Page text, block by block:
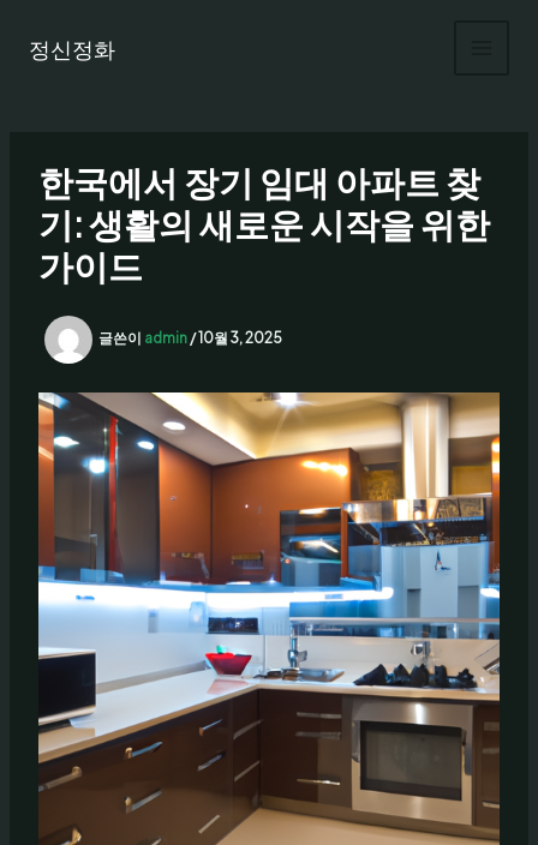
정신정화
한국에서 장기 임대 아파트 찾
기: 생활의 새로운 시작을 위한
가이드
글쓴이 admin/10월 3, 2025